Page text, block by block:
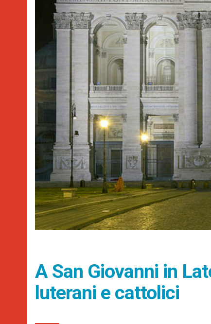
A San Giovanni in
luterani e cattolici